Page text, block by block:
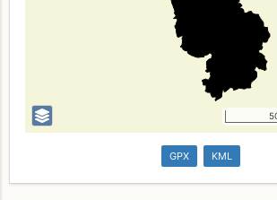
GPX KML